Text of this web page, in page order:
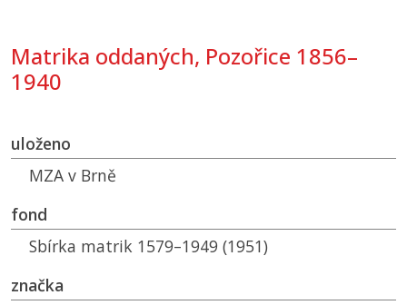
Matrika oddaných, Pozořice 1856–
1940
uloženo
MZA v Brně
fond
Sbírka matrik 1579–1949 (1951)
značka